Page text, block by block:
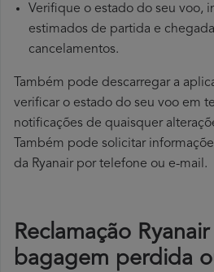
Verifique o estado do seu voo,
estimados de partida e
cancelamentos.
Também pode descarregar a
verificar o estado do seu voo em
notificações de quaisquer
Também pode solicitar
da Ryanair por telefone ou e-mail.
Reclamação
bagagem perdida